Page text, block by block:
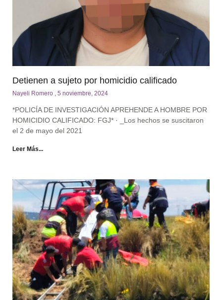
Detienen a sujeto por homicidio calificado
Nayeli Romero 5 noviembre, 2024
*POLICÍA DE INVESTIGACIÓN APREHENDE A HOMBRE POR
HOMICIDIO CALIFICADO: FGJ* · _Los hechos se suscitaron
el 2 de mayo del 2021
Leer Más...